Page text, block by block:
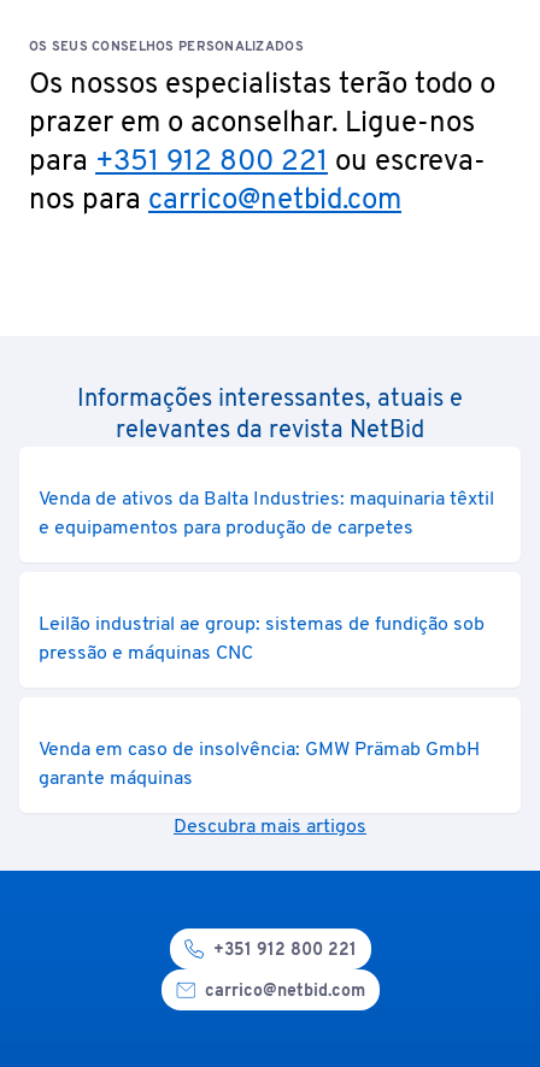
OS SEUS CONSELHOS PERSONALIZADOS
Os nossos especialistas terão todo o
prazer em o aconselhar. Ligue-nos
para +351 912 800 221 ou escreva-
nos para carrico@netbid.com
Informações interessantes, atuais e
relevantes da revista NetBid
Venda de ativos da Balta Industries: maquinaria têxtil
e equipamentos para produção de carpetes
Leilão industrial ae group: sistemas de fundição sob
pressão e máquinas CNC
Venda em caso de insolvência: GMW Prämab GmbH
garante máquinas
Descubra mais artigos
+351 912 800 221
carrico@netbid.com